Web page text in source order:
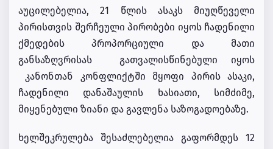
აუცილებელია, 21 წლის ასაკს მიუღწეველი
პირისთვის შერჩეული პირობები იყოს ჩადენილი
ქმედების პროპორციული და მათი
განსაზღვრისას გათვალისწინებული იყოს
კანონთან კონფლიქტში მყოფი პირის ასაკი,
ჩადენილი დანაშაულის ხასიათი, სიმძიმე,
მიყენებული ზიანი და გავლენა საზოგადოებაზე.
ხელშეკრულება შესაძლებელია გაფორმდეს 12